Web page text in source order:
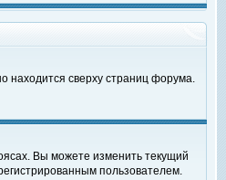
находится сверху страниц форума.
Вы можете изменить текущий
пользователем.